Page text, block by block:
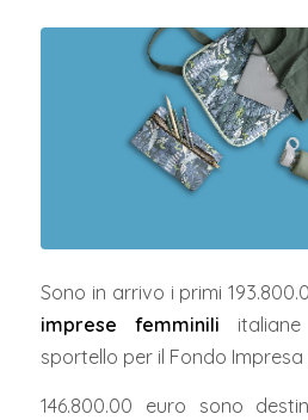
Sono in arrivo i primi
imprese femminili
sportello per il Fondo Impresa
146.800.00 euro sono